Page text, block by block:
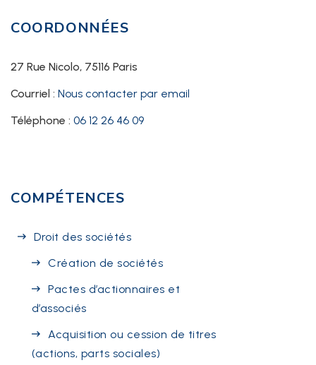
COORDONNÉES
27 Rue Nicolo, 75116 Paris
Courriel : Nous contacter par email
Téléphone : 06 12 26 46 09
COMPÉTENCES
Droit des sociétés
Création de sociétés
Pactes d’actionnaires et
d’associés
Acquisition ou cession de titres
(actions, parts sociales)